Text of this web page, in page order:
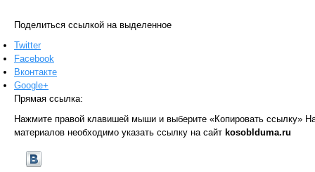
Поделиться ссылкой на выделенное
Twitter
Facebook
Вконтакте
Google+
Прямая ссылка:
Нажмите правой клавишей мыши и выберите «Копировать ссылку»
материалов необходимо указать ссылку на сайт kosoblduma.ru